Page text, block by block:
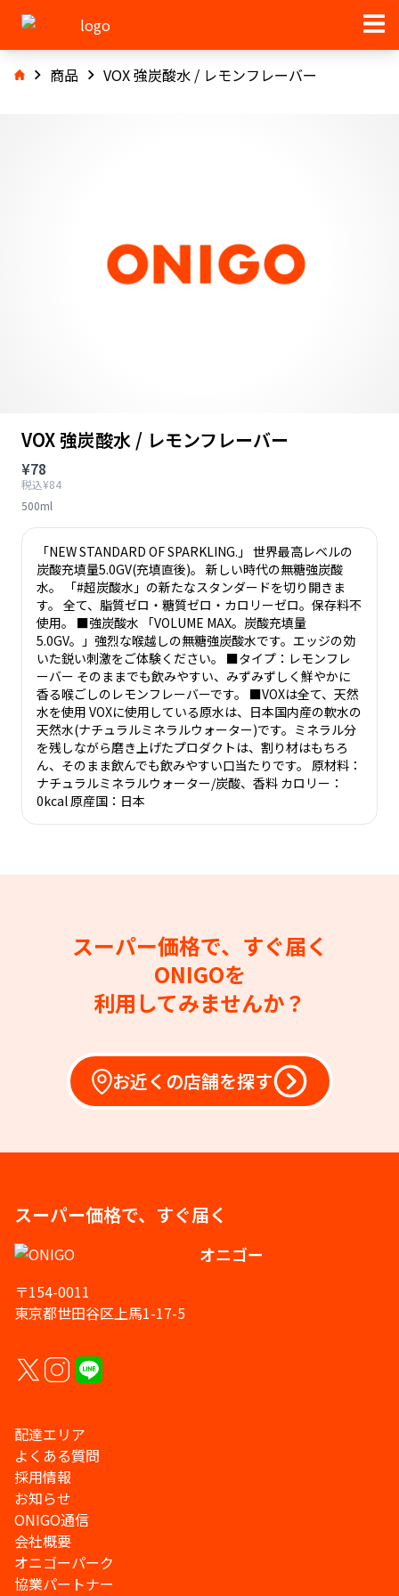
商品 VOX 強炭酸水 / レモンフレーバー
VOX 強炭酸水 / レモンフレーバー
¥78
税込¥84
500ml
「NEW STANDARD OF SPARKLING.」 世界最高レベルの
炭酸充填量5.0GV(充填直後)。 新しい時代の無糖強炭酸
水。 「#超炭酸水」の新たなスタンダードを切り開きま
す。 全て、脂質ゼロ・糖質ゼロ・カロリーゼロ。保存料不
使用。 ■強炭酸水 「VOLUME MAX。炭酸充填量
5.0GV。」強烈な喉越しの無糖強炭酸水です。エッジの効
いた鋭い刺激をご体験ください。 ■タイプ：レモンフレ
ーバー そのままでも飲みやすい、みずみずしく鮮やかに
香る喉ごしのレモンフレーバーです。 ■VOXは全て、天然
水を使用 VOXに使用している原水は、日本国内産の軟水の
天然水(ナチュラルミネラルウォーター)です。ミネラル分
を残しながら磨き上げたプロダクトは、割り材はもちろ
ん、そのまま飲んでも飲みやすい口当たりです。 原材料：
ナチュラルミネラルウォーター/炭酸、香料 カロリー：
0kcal 原産国：日本
スーパー価格で、すぐ届く
ONIGOを
利用してみませんか？
お近くの店舗を探す
スーパー価格で、すぐ届く
オニゴー
〒154-0011
東京都世田谷区上馬1-17-5
配達エリア
よくある質問
採用情報
お知らせ
ONIGO通信
会社概要
オニゴーパーク
協業パートナー